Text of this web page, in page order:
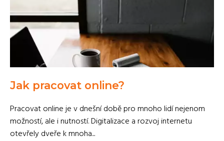
Jak pracovat online?
Pracovat online je v dnešní době pro mnoho lidí nejenom
možností, ale i nutností. Digitalizace a rozvoj internetu
otevřely dveře k mnoha...